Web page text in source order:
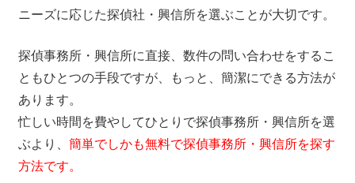
ニーズに応じた探偵社・興信所を選ぶことが大切です。
探偵事務所・興信所に直接、数件の問い合わせをするこ
ともひとつの手段ですが、もっと、簡潔にできる方法が
あります。
忙しい時間を費やしてひとりで探偵事務所・興信所を選
ぶより、 簡単でしかも無料で探偵事務所・興信所を探す
方法です。